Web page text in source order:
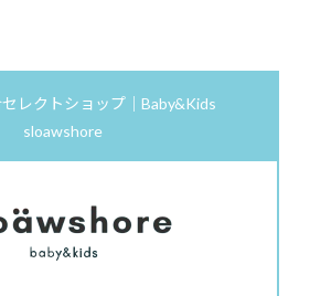
レクトショップ｜Baby&Kids
sloawshore